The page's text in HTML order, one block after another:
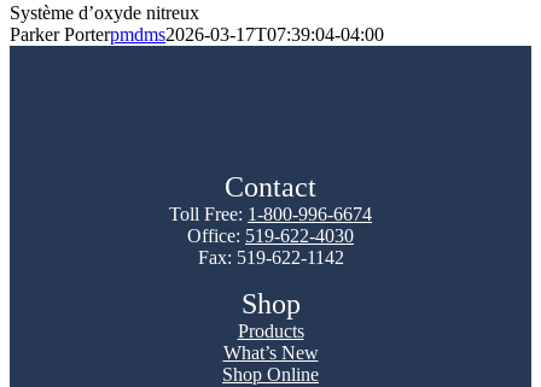
Système d’oxyde nitreux
Parker Porterpmdms2026-03-17T07:39:04-04:00
Contact
Toll Free: 1-800-996-6674
Office: 519-622-4030
Fax: 519-622-1142
Shop
Products
What’s New
Shop Online